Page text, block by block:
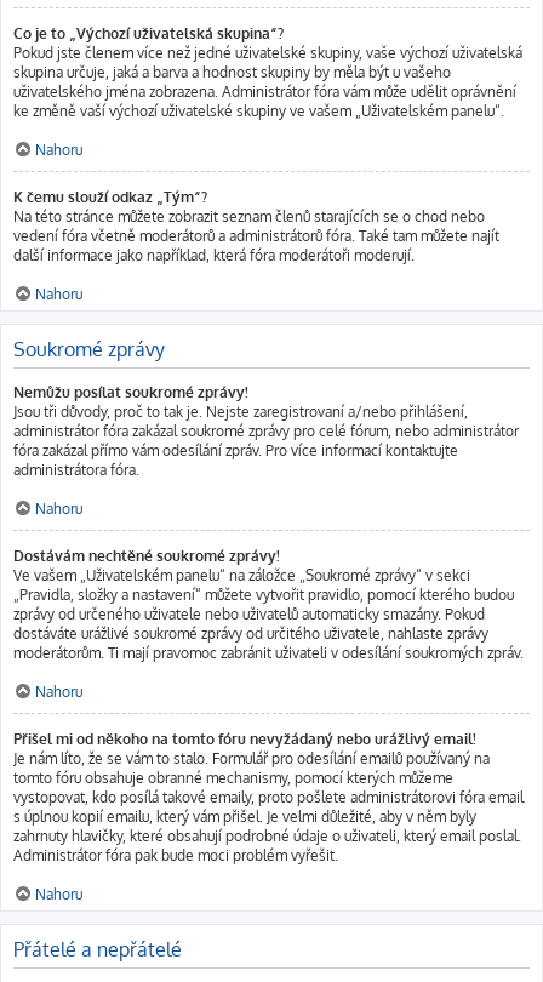
Co je to „Výchozí uživatelská skupina“?
Pokud jste členem více než jedné uživatelské skupiny, vaše výchozí uživatelská
skupina určuje, jaká a barva a hodnost skupiny by měla být u vašeho
uživatelského jména zobrazena. Administrátor fóra vám může udělit oprávnění
ke změně vaší výchozí uživatelské skupiny ve vašem „Uživatelském panelu“.
Nahoru
K čemu slouží odkaz „Tým“?
Na této stránce můžete zobrazit seznam členů starajících se o chod nebo
vedení fóra včetně moderátorů a administrátorů fóra. Také tam můžete najít
další informace jako například, která fóra moderátoři moderují.
Nahoru
Soukromé zprávy
Nemůžu posílat soukromé zprávy!
Jsou tři důvody, proč to tak je. Nejste zaregistrovaní a/nebo přihlášení,
administrátor fóra zakázal soukromé zprávy pro celé fórum, nebo administrátor
fóra zakázal přímo vám odesílání zpráv. Pro více informací kontaktujte
administrátora fóra.
Nahoru
Dostávám nechtěné soukromé zprávy!
Ve vašem „Uživatelském panelu“ na záložce „Soukromé zprávy“ v sekci
„Pravidla, složky a nastavení“ můžete vytvořit pravidlo, pomocí kterého budou
zprávy od určeného uživatele nebo uživatelů automaticky smazány. Pokud
dostáváte urážlivé soukromé zprávy od určitého uživatele, nahlaste zprávy
moderátorům. Ti mají pravomoc zabránit uživateli v odesílání soukromých zpráv.
Nahoru
Přišel mi od někoho na tomto fóru nevyžádaný nebo urážlivý email!
Je nám líto, že se vám to stalo. Formulář pro odesílání emailů používaný na
tomto fóru obsahuje obranné mechanismy, pomocí kterých můžeme
vystopovat, kdo posílá takové emaily, proto pošlete administrátorovi fóra email
s úplnou kopií emailu, který vám přišel. Je velmi důležité, aby v něm byly
zahrnuty hlavičky, které obsahují podrobné údaje o uživateli, který email poslal.
Administrátor fóra pak bude moci problém vyřešit.
Nahoru
Přátelé a nepřátelé